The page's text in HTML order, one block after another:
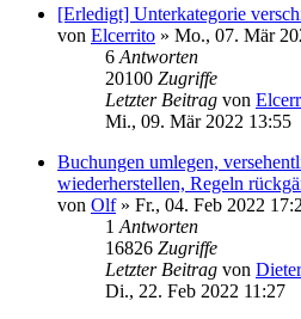
[Erledigt] Unterkategorie
von Elcerrito » Mo., 07. Mär
6 Antworten
20100 Zugriffe
Letzter Beitrag von
Mi., 09. Mär 2022 13:55
Buchungen umlegen,
wiederherstellen, Regeln
von Olf» Fr., 04. Feb 2022
1 Antworten
16826 Zugriffe
Letzter Beitrag von
Di., 22. Feb 2022 11:27